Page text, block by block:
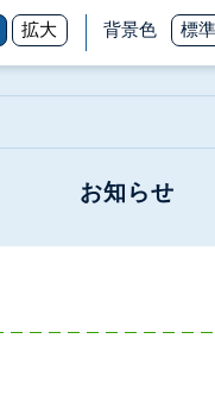
拡大 背景色 標
お知らせ